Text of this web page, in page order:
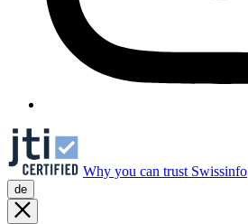
Why you can trust Swissinfo
de